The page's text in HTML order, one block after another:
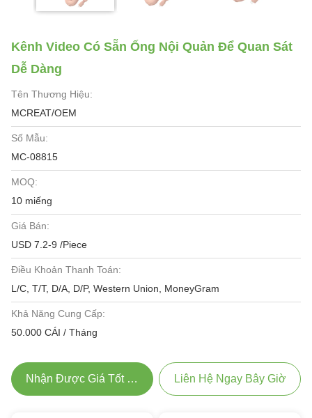
Kênh Video Có Sẵn Ống Nội Quản Để Quan Sát
Dễ Dàng
Tên Thương Hiệu:
MCREAT/OEM
Số Mẫu:
MC-08815
MOQ:
10 miếng
Giá Bán:
USD 7.2-9 /Piece
Điều Khoản Thanh Toán:
L/C, T/T, D/A, D/P, Western Union, MoneyGram
Khả Năng Cung Cấp:
50.000 CÁI / Tháng
Nhận Được Giá Tốt Nhất Liên Hệ Ngay Bây Giờ